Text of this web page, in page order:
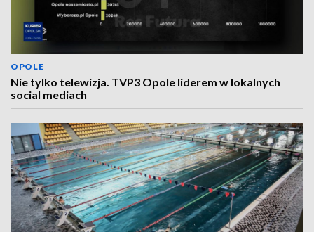
OPOLE
Nie tylko telewizja. TVP3 Opole liderem w lokalnych
social mediach